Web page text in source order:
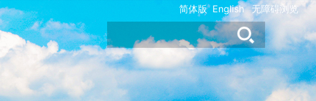
无障碍浏览
English
简体版